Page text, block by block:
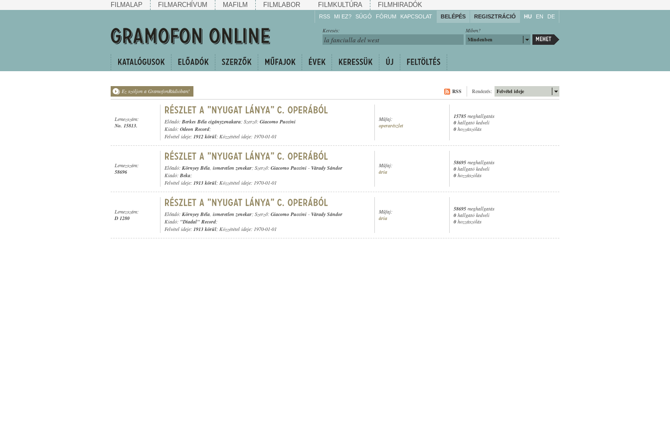
FILMALAP FILMARCHÍVUM MAFILM FILMLABOR FILMKULTÚRA FILMHIRADÓK
RSS MI EZ? SÚGÓ
Gyarapítsa!
Kövesse!
FÓRUM KAPCSOLAT BELÉPÉS REGISZTRÁCIÓ HU EN DE
Miben?
Mindenben
Keresés:
Ez szóljon a GramofonRádióban! Felvétel ideje
Rendezés:
RSS
Lemezszám:
No. 15813.
Előadó: Berkes Béla cigányzenakara; Szerző: Giacomo Puccini
Kiadó: Odeon Record;
Felvétel ideje: 1912 körül; Közzététel ideje: 1970-01-01
Műfaj:
operarészlet
15785 meghallgatás
0 hallgató kedveli
0 hozzászólás
Lemezszám:
58696
Előadó: Környey Béla, ismeretlen zenekar; Szerző: Giacomo Puccini - Várady Sándor
Kiadó: Beka;
Felvétel ideje: 1913 körül; Közzététel ideje: 1970-01-01
Műfaj:
ária
58695 meghallgatás
0 hallgató kedveli
0 hozzászólás
Lemezszám:
D 1280
Előadó: Környey Béla, ismeretlen zenekar; Szerző: Giacomo Puccini - Várady Sándor
Kiadó: "Diadal" Record;
Felvétel ideje: 1913 körül; Közzététel ideje: 1970-01-01
Műfaj:
ária
58695 meghallgatás
0 hallgató kedveli
0 hozzászólás